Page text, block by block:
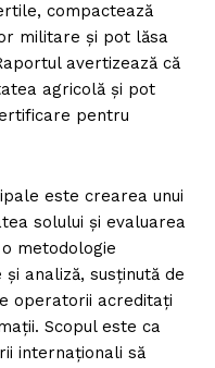
compactează
militare și pot lăsa
avertizează că
agricolă și pot
pentru
este crearea unui
solului și evaluarea
metodologie
analiză, susținută de
operatorii acreditați
Scopul este ca
internaționali să